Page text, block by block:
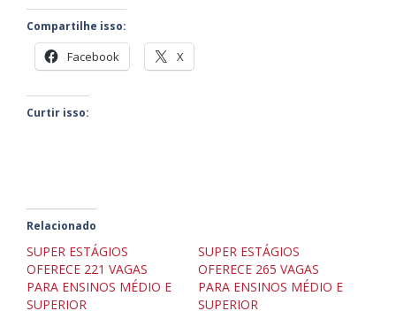
Compartilhe isso:
Facebook X
Curtir isso:
Relacionado
SUPER ESTÁGIOS
OFERECE 221 VAGAS
PARA ENSINOS MÉDIO E
SUPERIOR
SUPER ESTÁGIOS
OFERECE 265 VAGAS
PARA ENSINOS MÉDIO E
SUPERIOR